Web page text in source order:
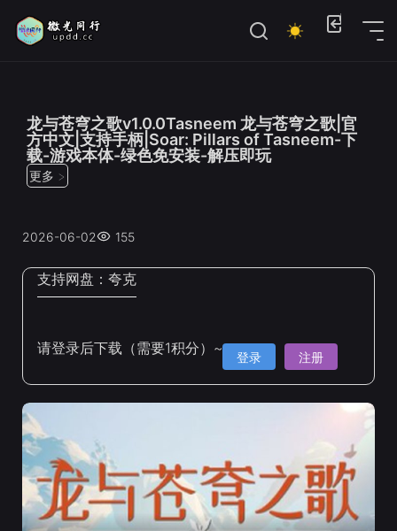
龙与苍穹之歌v1.0.0Tasneem 龙与苍穹之歌|官
方中文|支持手柄|Soar: Pillars of Tasneem-下
载-游戏本体-绿色免安装-解压即玩
更多 >
2026-06-02 155
支持网盘： 夸克
请登录后下载（需要1积分）~ 登录 注册